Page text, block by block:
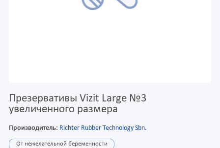
Презервативы Vizit Large №3
увеличенного размера
Производитель: Richter Rubber Technology Sbn.
От нежелательной беременности